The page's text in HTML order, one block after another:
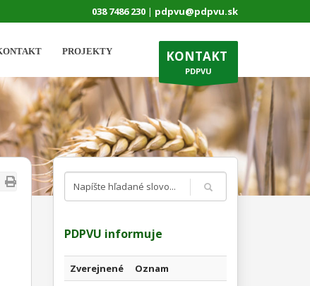
pdpvu@pdpvu.sk
038 7486 230 |
PROJEKTY KONTAKT
PDPVU
PDPVU informuje
Zverejnené
Oznam